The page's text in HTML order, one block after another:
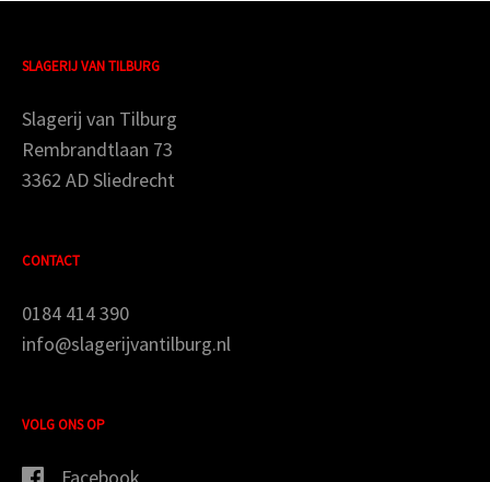
SLAGERIJ VAN TILBURG
Slagerij van Tilburg
Rembrandtlaan 73
3362 AD Sliedrecht
CONTACT
0184 414 390
info@slagerijvantilburg.nl
VOLG ONS OP